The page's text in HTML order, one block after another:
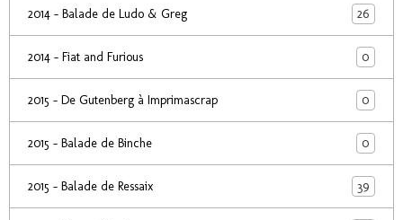
2014 - Balade de Ludo & Greg 26
2014 - Fiat and Furious 0
2015 - De Gutenberg à Imprimascrap 0
2015 - Balade de Binche 0
2015 - Balade de Ressaix 39